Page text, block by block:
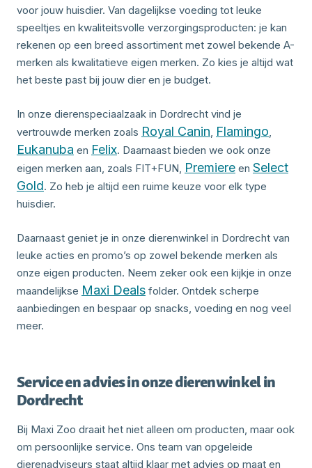
voor jouw huisdier. Van dagelijkse voeding tot leuke
speeltjes en kwaliteitsvolle verzorgingsproducten: je kan
rekenen op een breed assortiment met zowel bekende A-
merken als kwalitatieve eigen merken. Zo kies je altijd wat
het beste past bij jouw dier en je budget.
In onze dierenspeciaalzaak in Dordrecht vind je
vertrouwde merken zoals Royal Canin, Flamingo,
Eukanuba en Felix. Daarnaast bieden we ook onze
eigen merken aan, zoals FIT+FUN, Premiere en Select
Gold. Zo heb je altijd een ruime keuze voor elk type
huisdier.
Daarnaast geniet je in onze dierenwinkel in Dordrecht van
leuke acties en promo’s op zowel bekende merken als
onze eigen producten. Neem zeker ook een kijkje in onze
maandelijkse Maxi Deals folder. Ontdek scherpe
aanbiedingen en bespaar op snacks, voeding en nog veel
meer.
Service en advies in onze dierenwinkel in
Dordrecht
Bij Maxi Zoo draait het niet alleen om producten, maar ook
om persoonlijke service. Ons team van opgeleide
dierenadviseurs staat altijd klaar met advies op maat en